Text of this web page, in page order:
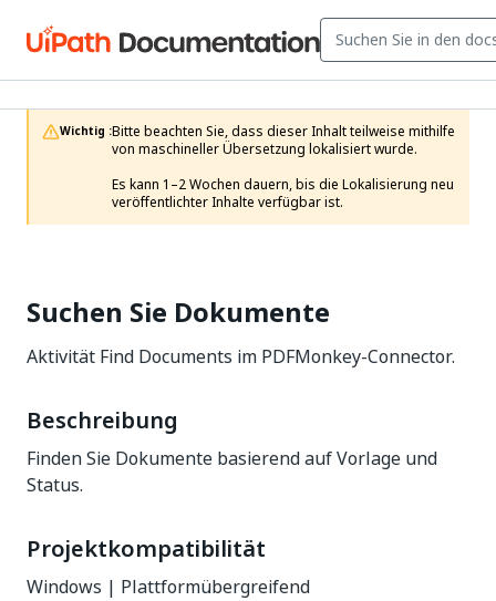
Wichtig :Bitte beachten Sie, dass dieser Inhalt teilweise mithilfe
von maschineller Übersetzung lokalisiert wurde.
Es kann 1–2 Wochen dauern, bis die Lokalisierung neu
veröffentlichter Inhalte verfügbar ist.
Suchen Sie Dokumente
Aktivität Find Documents im PDFMonkey-Connector.
Beschreibung
Finden Sie Dokumente basierend auf Vorlage und
Status.
Projektkompatibilität
Windows | Plattformübergreifend